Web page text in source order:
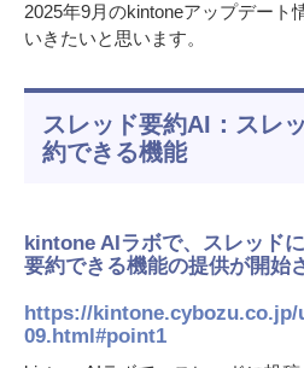
2025年9月のkintoneアップデート
いきたいと思います。
スレッド要約AI：スレ
約できる機能
kintone AIラボで、スレッド
要約できる機能の提供が開始
https://kintone.cybozu.co.jp/
09.html#point1